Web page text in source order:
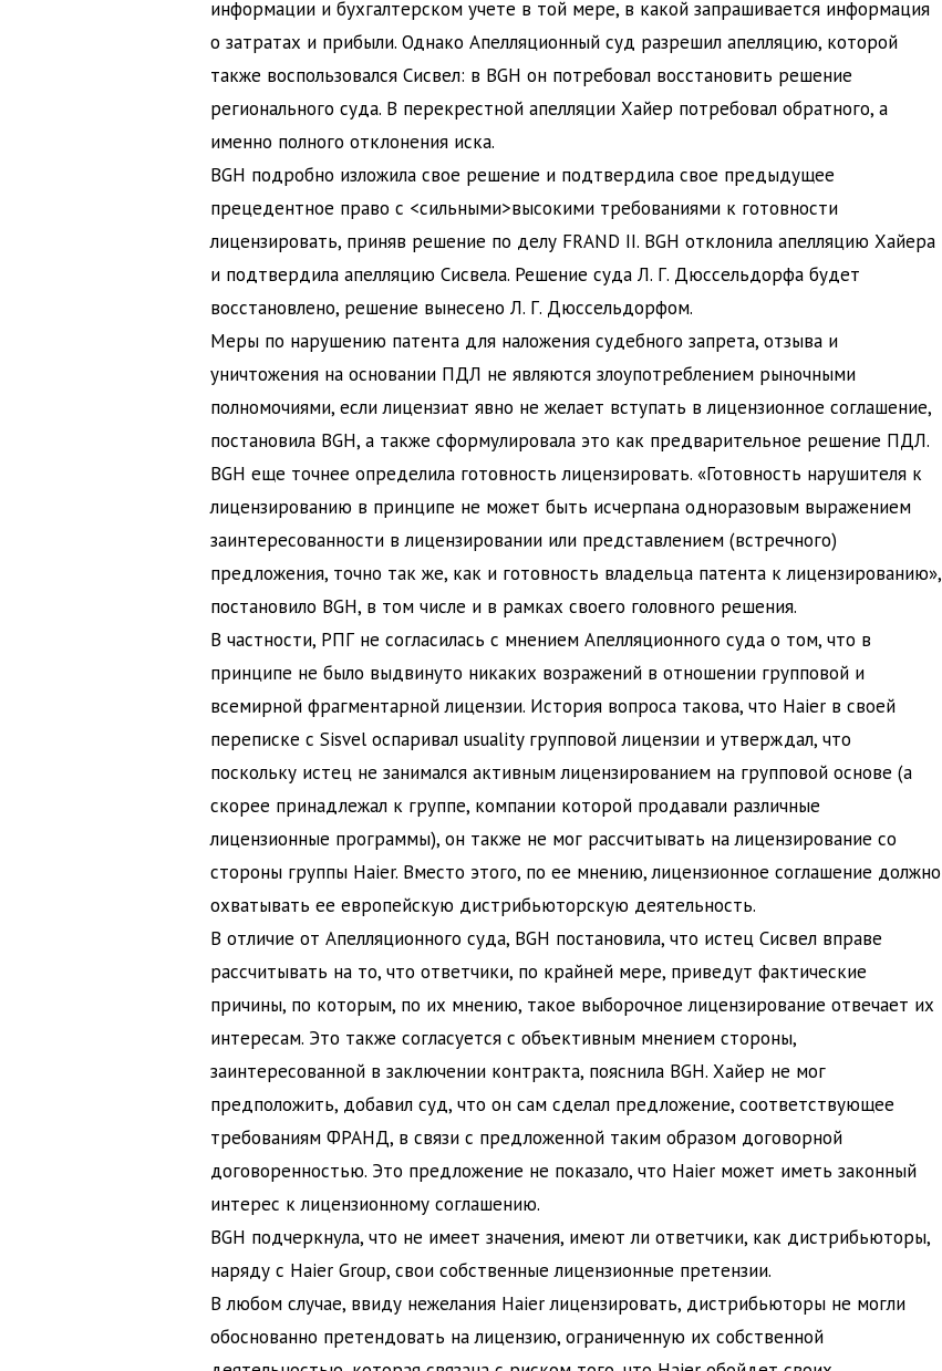
информации и бухгалтерском учете в той мере, в какой запрашивается информация
о затратах и прибыли. Однако Апелляционный суд разрешил апелляцию, которой
также воспользовался Сисвел: в BGH он потребовал восстановить решение
регионального суда. В перекрестной апелляции Хайер потребовал обратного, а
именно полного отклонения иска.
BGH подробно изложила свое решение и подтвердила свое предыдущее
прецедентное право с <сильными>высокими требованиямик готовности
лицензировать, приняв решение по делу FRAND II. BGH отклонила апелляцию Хайера
и подтвердила апелляцию Сисвела. Решение суда Л. Г. Дюссельдорфа будет
восстановлено, решение вынесено Л. Г. Дюссельдорфом.
Меры по нарушению патента для наложения судебного запрета, отзыва и
уничтожения на основании ПДЛ не являются злоупотреблением рыночными
полномочиями, если лицензиат явно не желает вступать в лицензионное соглашение,
постановила BGH, а также сформулировала это как предварительное решение ПДЛ.
BGH еще точнее определила готовность лицензировать. «Готовность нарушителя к
лицензированию в принципе не может быть исчерпана одноразовым выражением
заинтересованности в лицензировании или представлением (встречного)
предложения, точно так же, как и готовность владельца патента к лицензированию»,
постановило BGH, в том числе и в рамках своего головного решения.
В частности, РПГ не согласилась с мнением Апелляционного суда о том, что в
принципе не было выдвинуто никаких возражений в отношении групповой и
всемирной фрагментарной лицензии. История вопроса такова, что Haier в своей
переписке с Sisvel оспаривал usuality групповой лицензии и утверждал, что
поскольку истец не занимался активным лицензированием на групповой основе (а
скорее принадлежал к группе, компании которой продавали различные
лицензионные программы), он также не мог рассчитывать на лицензирование со
стороны группы Haier. Вместо этого, по ее мнению, лицензионное соглашение должно
охватывать ее европейскую дистрибьюторскую деятельность.
В отличие от Апелляционного суда, BGH постановила, что истец Сисвел вправе
рассчитывать на то, что ответчики, по крайней мере, приведут фактические
причины, по которым, по их мнению, такое выборочное лицензирование отвечает их
интересам. Это также согласуется с объективным мнением стороны,
заинтересованной в заключении контракта, пояснила BGH. Хайер не мог
предположить, добавил суд, что он сам сделал предложение, соответствующее
требованиям ФРАНД, в связи с предложенной таким образом договорной
договоренностью. Это предложение не показало, что Haier может иметь законный
интерес к лицензионному соглашению.
BGH подчеркнула, что не имеет значения, имеют ли ответчики, как дистрибьюторы,
наряду с Haier Group, свои собственные лицензионные претензии.
В любом случае, ввиду нежелания Haier лицензировать, дистрибьюторы не могли
обоснованно претендовать на лицензию, ограниченную их собственной